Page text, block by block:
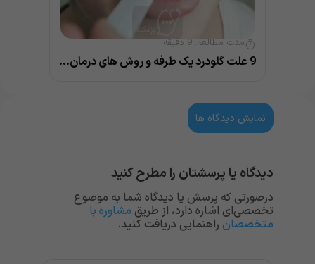
مدت مطالعه: 9 دقیقه
9 علت گلودرد یک طرفه و روش های درمان خانگی و پزشکی
نمایش دیدگاه ها
دیدگاه یا پرسشتان را مطرح کنید
درصورتی که پرسش یا دیدگاه شما به موضوع
تخصصی‌ای اشاره دارد، از طریق مشاوره با
متخصصان راهنمایی دریافت کنید.